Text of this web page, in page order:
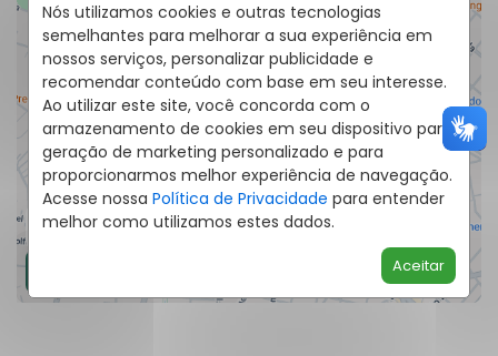
Nós utilizamos cookies e outras tecnologias
semelhantes para melhorar a sua experiência em
nossos serviços, personalizar publicidade e
recomendar conteúdo com base em seu interesse.
Ao utilizar este site, você concorda com o
armazenamento de cookies em seu dispositivo para
geração de marketing personalizado e para
proporcionarmos melhor experiência de navegação.
Acesse nossa Política de Privacidade para entender
melhor como utilizamos estes dados.
Aceitar